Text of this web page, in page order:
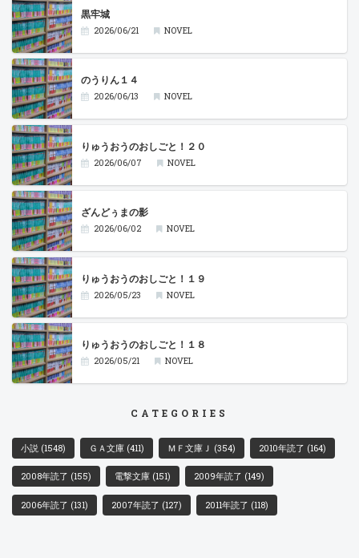
黒牢城
2026/06/21 NOVEL
のうりん１４
2026/06/13 NOVEL
りゅうおうのおしごと！２０
2026/06/07 NOVEL
ざんどぅまの影
2026/06/02 NOVEL
りゅうおうのおしごと！１９
2026/05/23 NOVEL
りゅうおうのおしごと！１８
2026/05/21 NOVEL
CATEGORIES
小説 (1548) ＧＡ文庫 (411) ＭＦ文庫Ｊ (354) 2010年読了 (164)
2008年読了 (155) 電撃文庫 (151) 2009年読了 (149)
2006年読了 (131) 2007年読了 (127) 2011年読了 (118)